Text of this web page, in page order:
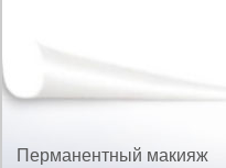
Перманентный макияж